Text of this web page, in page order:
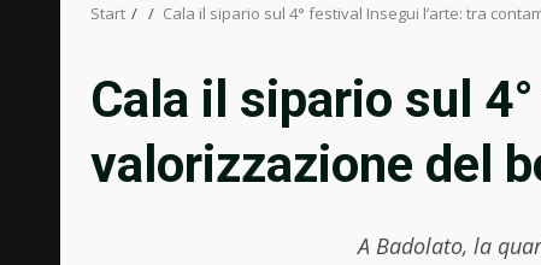
Start Cala il sipario sul 4° festival Insegui l’arte: tra
Cala il sipario sul
valorizzazione del
A Badolato, la